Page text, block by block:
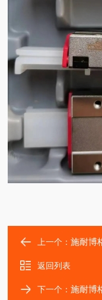
上一个：施耐博格
返回列表
下一个：施耐博格